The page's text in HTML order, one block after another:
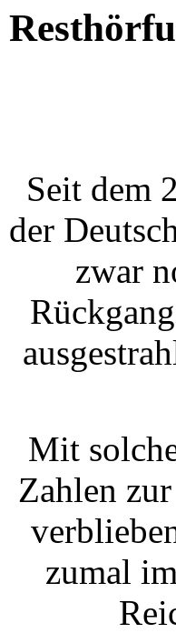
Seit dem
der
zwar
Mit
Zahlen
zumal